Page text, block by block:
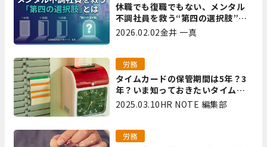
休職でも復職でもない、メンタル
不調社員を救う“第四の選択肢”と
は｜全国障害年金パートナーズ 宮
2026.02.02金井 一真
タイムカードの保管期間は5年？3
年？いま知っておきたいタイムカ
ード保管方法
労務
2025.03.10HR NOTE 編集部
労務